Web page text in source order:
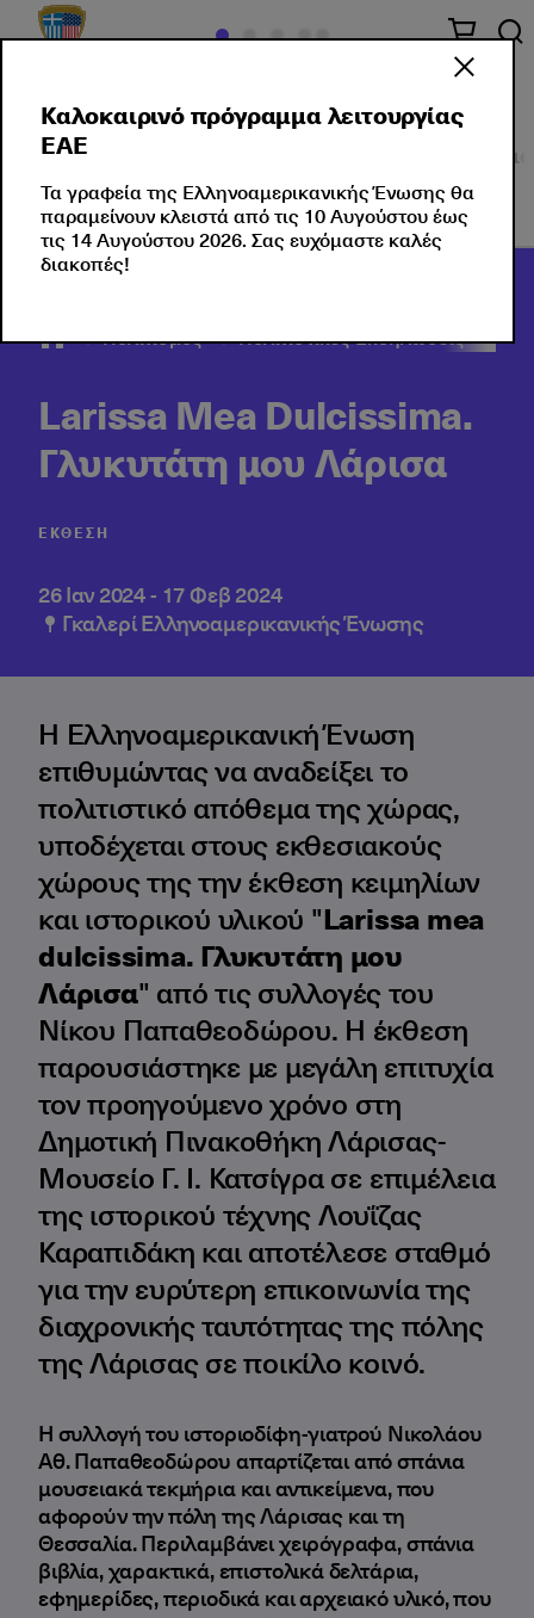
Πολιτισμός στο κέντρο Σεμινάρια
Πολιτισμός Πολιτιστικές Εκδηλώσεις
Larissa Mea Dulcissima.
Γλυκυτάτη μου Λάρισα
ΈΚΘΕΣΗ
26 Ιαν 2024- 17 Φεβ 2024
Γκαλερί Ελληνοαμερικανικής Ένωσης
Η Ελληνοαμερικανική Ένωση
επιθυμώντας να αναδείξει το
πολιτιστικό απόθεμα της χώρας,
υποδέχεται στους εκθεσιακούς
χώρους της την έκθεση κειμηλίων
και ιστορικού υλικού "Larissa mea
dulcissima. Γλυκυτάτη μου
Λάρισα" από τις συλλογές του
Νίκου Παπαθεοδώρου. Η έκθεση
παρουσιάστηκε με μεγάλη επιτυχία
τον προηγούμενο χρόνο στη
Δημοτική Πινακοθήκη Λάρισας-
Μουσείο Γ. Ι. Κατσίγρα σε επιμέλεια
της ιστορικού τέχνης Λουΐζας
Καραπιδάκη και αποτέλεσε σταθμό
για την ευρύτερη επικοινωνία της
διαχρονικής ταυτότητας της πόλης
της Λάρισας σε ποικίλο κοινό.
Η συλλογή του ιστοριοδίφη-γιατρού Νικολάου
Αθ. Παπαθεοδώρου απαρτίζεται από σπάνια
μουσειακά τεκμήρια και αντικείμενα, που
αφορούν την πόλη της Λάρισας και τη
Θεσσαλία. Περιλαμβάνει χειρόγραφα, σπάνια
βιβλία, χαρακτικά, επιστολικά δελτάρια,
εφημερίδες, περιοδικά και αρχειακό υλικό, που
Καλοκαιρινό πρόγραμμα λειτουργίας
ΕΑΕ
Τα γραφεία της Ελληνοαμερικανικής Ένωσης θα
παραμείνουν κλειστά από τις 10 Αυγούστου έως
τις 14 Αυγούστου 2026. Σας ευχόμαστε καλές
διακοπές!